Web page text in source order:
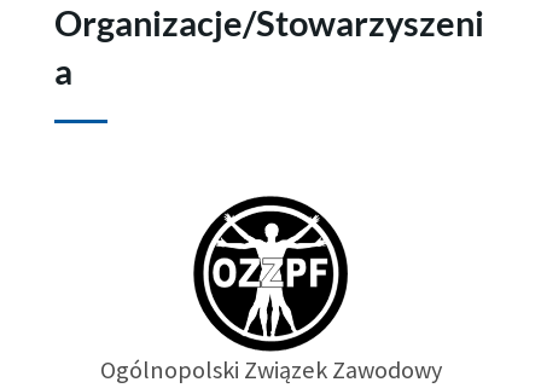
Organizacje/Stowarzyszeni
a
Ogólnopolski Związek Zawodowy